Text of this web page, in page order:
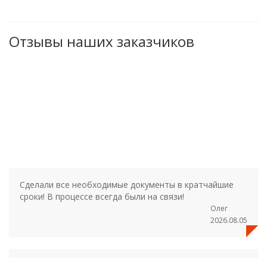
Отзывы наших заказчиков
Сделали все необходимые документы в кратчайшие
сроки! В процессе всегда были на связи!
Олег
2026.08.05